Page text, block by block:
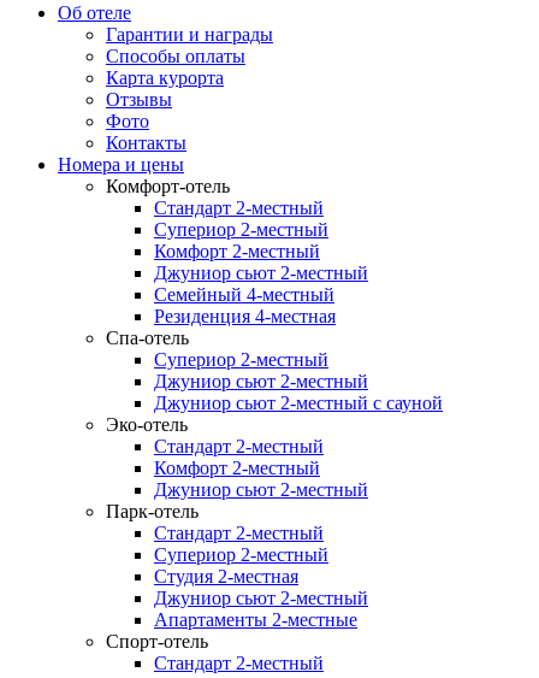
Об отеле
Гарантии и награды
Способы оплаты
Карта курорта
Отзывы
Фото
Контакты
Номера и цены
Комфорт-отель
Стандарт 2-местный
Супериор 2-местный
Комфорт 2-местный
Джуниор сьют 2-местный
Семейный 4-местный
Резиденция 4-местная
Спа-отель
Супериор 2-местный
Джуниор сьют 2-местный
Джуниор сьют 2-местный с сауной
Эко-отель
Стандарт 2-местный
Комфорт 2-местный
Джуниор сьют 2-местный
Парк-отель
Стандарт 2-местный
Супериор 2-местный
Студия 2-местная
Джуниор сьют 2-местный
Апартаменты 2-местные
Спорт-отель
Стандарт 2-местный